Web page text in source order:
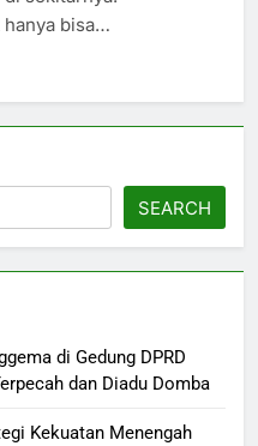
hanya bisa…
SEARCH
di Gedung DPRD
dan Diadu Domba
Kekuatan Menengah